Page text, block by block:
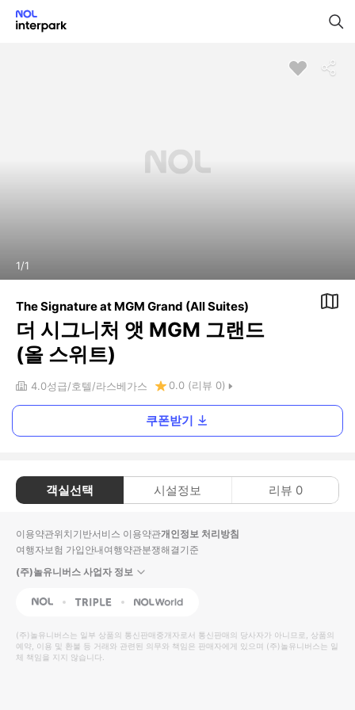
1/1
The Signature at MGM Grand (All Suites)
더 시그니처 앳 MGM 그랜드
(올 스위트)
4.0성급 호텔 라스베가스 0.0 (리뷰 0)
쿠폰받기
객실선택 시설정보 리뷰 0
이용약관위치기반서비스 이용약관개인정보 처리방침
여행자보험 가입안내여행약관분쟁해결기준
(주)놀유니버스 사업자 정보
NOL Triple Interpark Global
(주)놀유니버스는 일부 상품의 통신판매중개자로서 통신판매의 당사자가 아니므로, 상품의
예약, 이용 및 환불 등 거래와 관련된 의무와 책임은 판매자에게 있으며 (주)놀유니버스는 일
체 책임을 지지 않습니다.